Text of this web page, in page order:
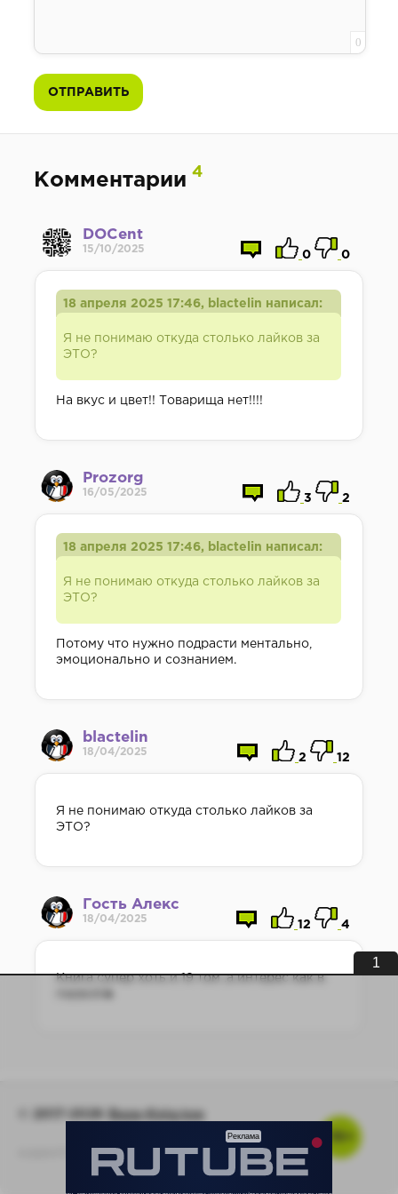
0
ОТПРАВИТЬ
Комментарии4
DOCent
15/10/2025
0 0
18 апреля 2025 17:46, blactelin написал:
Я не понимаю откуда столько лайков за
ЭТО?
На вкус и цвет!! Товарища нет!!!!
Prozorg
16/05/2025
3 2
18 апреля 2025 17:46, blactelin написал:
Я не понимаю откуда столько лайков за
ЭТО?
Потому что нужно подрасти ментально,
эмоционально и сознанием.
blactelin
18/04/2025
2 12
Я не понимаю откуда столько лайков за
ЭТО?
Гость Алекс
18/04/2025
12 4
Книга супер хоть и 19 том ,а интерес как в
support@baza-knig.top
1